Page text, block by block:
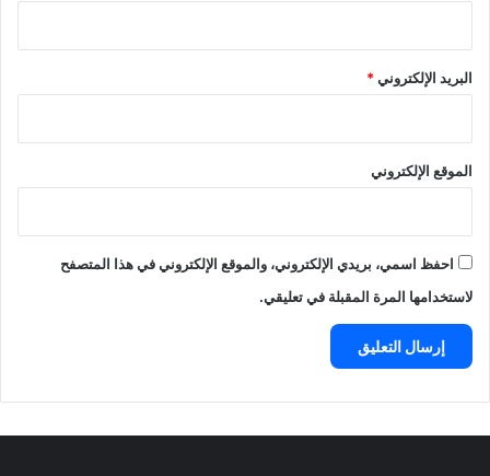
البريد الإلكتروني*
الموقع الإلكتروني
احفظ اسمي، بريدي الإلكتروني، والموقع الإلكتروني في هذا المتصفح
لاستخدامها المرة المقبلة في تعليقي.